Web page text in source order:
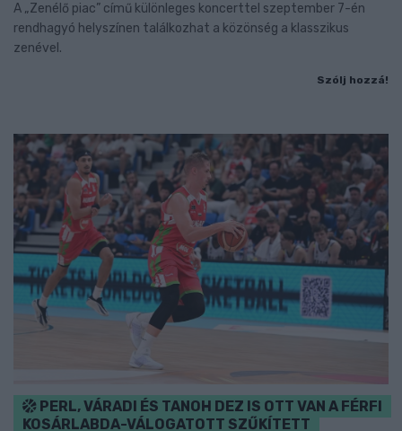
A „Zenélő piac” című különleges koncerttel szeptember 7-én
rendhagyó helyszínen találkozhat a közönség a klasszikus
zenével.
Szólj hozzá!
PERL, VÁRADI ÉS TANOH DEZ IS OTT VAN A FÉRFI
KOSÁRLABDA-VÁLOGATOTT SZŰKÍTETT